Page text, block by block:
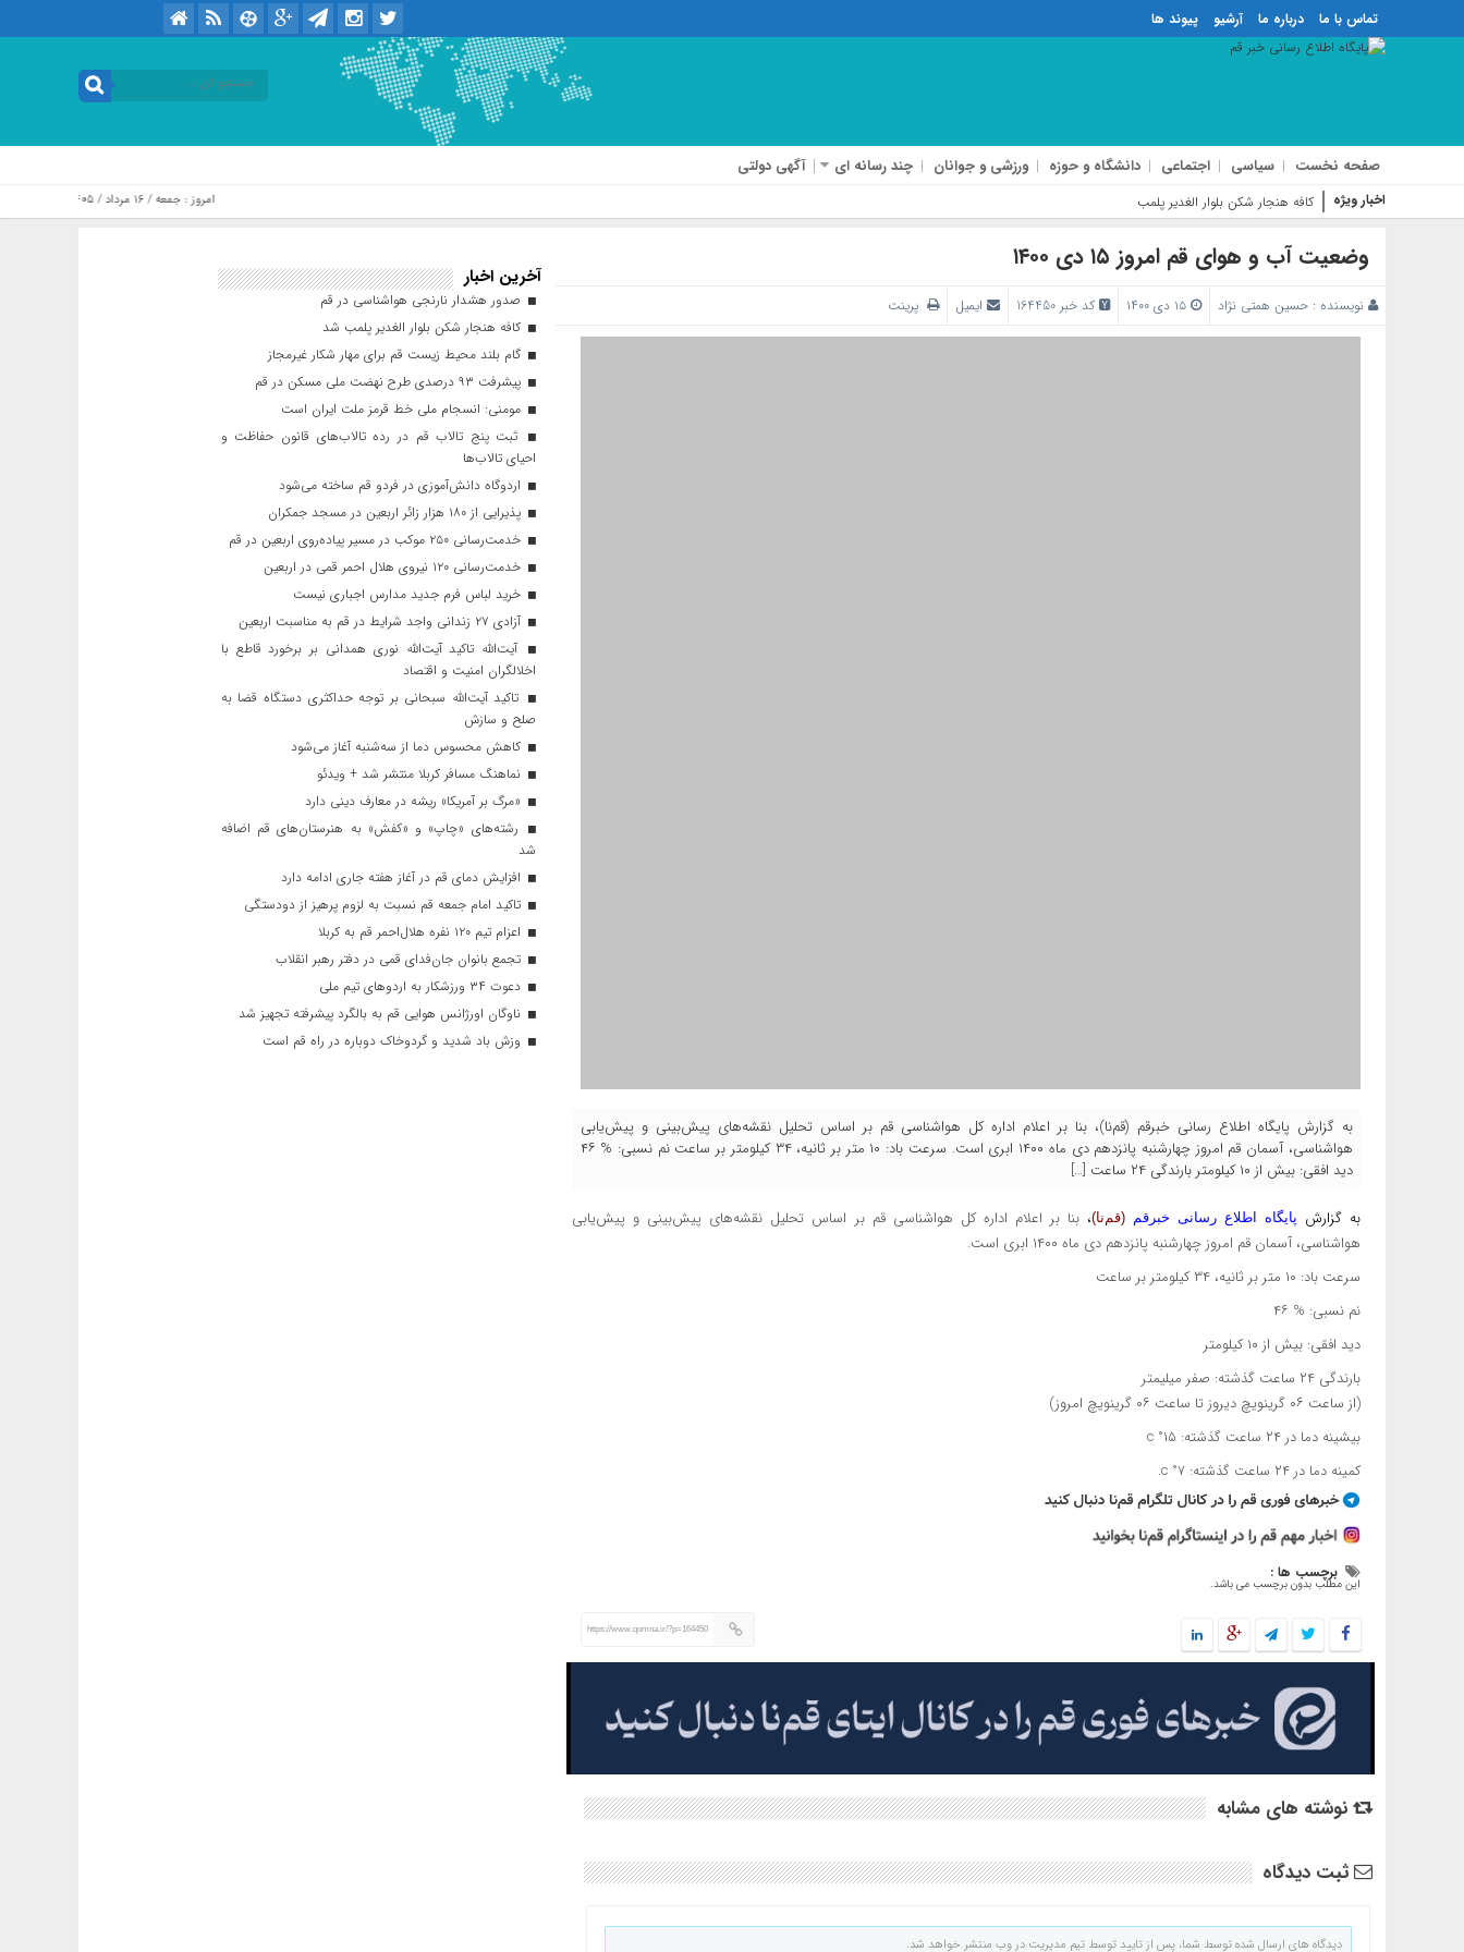
تماس با ما درباره ما آرشیو پیوند ها
صفحه نخست سیاسی اجتماعی دانشگاه و حوزه ورزشی و جوانان چند رسانه ای آگهی دولتی
اخبار ویژه کافه هنجار شکن بلوار الغدیر پلمب شد امروز : جمعه / ۱۶ مرداد / ۱۴۰۵ .::. برابر با : Friday, 7 August , 2026
وضعیت آب و هوای قم امروز ۱۵ دی ۱۴۰۰
نویسنده : حسین همتی نژاد کد خبر 164450 ایمیل پرینت
به گزارش پایگاه اطلاع رسانی خبرقم (قم‌نا)، بنا بر اعلام اداره کل هواشناسی قم بر اساس تحلیل نقشه‌های پیش‌بینی و پیش‌یابی
هواشناسی، آسمان قم امروز چهارشنبه پانزدهم دی ماه ۱۴۰۰ ابری است. سرعت باد: ۱۰ متر بر ثانیه، ۳۴ کیلومتر بر ساعت نم نسبی: % ۴۶
دید افقی: بیش از ۱۰ کیلومتر بارندگی ۲۴ ساعت […]
به گزارش پایگاه اطلاع رسانی خبرقم (قم‌نا) ، بنا بر اعلام اداره کل هواشناسی قم بر اساس تحلیل نقشه‌های پیش‌بینی و پیش‌یابی
هواشناسی، آسمان قم امروز چهارشنبه پانزدهم دی ماه ۱۴۰۰ ابری است.
سرعت باد: ۱۰ متر بر ثانیه، ۳۴ کیلومتر بر ساعت
نم نسبی: % ۴۶
دید افقی: بیش از ۱۰ کیلومتر
بارندگی ۲۴ ساعت گذشته: صفر میلیمتر
(از ساعت ۰۶ گرینویچ دیروز تا ساعت ۰۶ گرینویچ امروز)
بیشینه دما در ۲۴ ساعت گذشته: ۱۵° c
کمینه دما در ۲۴ ساعت گذشته: ۷° c.
برچسب ها :
این مطلب بدون برچسب می باشد.
https://www.qomna.ir/?p=164450
نوشته های مشابه
ثبت دیدگاه
دیدگاه های ارسال شده توسط شما، پس از تایید توسط تیم مدیریت در وب منتشر خواهد شد.
آخرین اخبار
صدور هشدار نارنجی هواشناسی در قم
کافه هنجار شکن بلوار الغدیر پلمب شد
گام بلند محیط زیست قم برای مهار شکار غیرمجاز
پیشرفت ۹۳ درصدی طرح نهضت ملی مسکن در قم
مومنی: انسجام ملی خط قرمز ملت ایران است
ثبت پنج تالاب قم در رده تالاب‌های قانون حفاظت و
احیای تالاب‌ها
اردوگاه دانش‌آموزی در فردو قم ساخته می‌شود
پذیرایی از ۱۸۰ هزار زائر اربعین در مسجد جمکران
خدمت‌رسانی ۲۵۰ موکب در مسیر پیاده‌روی اربعین در قم
خدمت‌رسانی ۱۲۰ نیروی هلال احمر قمی در اربعین
خرید لباس فرم جدید مدارس اجباری نیست
آزادی ۲۷ زندانی واجد شرایط در قم به مناسبت اربعین
آیت‌الله تاکید آیت‌الله نوری همدانی بر برخورد قاطع با
اخلالگران امنیت و اقتصاد
تاکید آیت‌الله‌ سبحانی بر توجه حداکثری دستگاه قضا به
صلح و سازش
کاهش محسوس دما از سه‌شنبه آغاز می‌شود
نماهنگ مسافر کربلا منتشر شد + ویدئو
«مرگ بر آمریکا» ریشه در معارف دینی دارد
رشته‌های «چاپ» و «کفش» به هنرستان‌های قم اضافه
شد
افزایش دمای قم در آغاز هفته جاری ادامه دارد
تاکید امام جمعه قم نسبت به لزوم پرهیز از دودستگی
اعزام تیم ۱۲۰ نفره هلال‌احمر قم به کربلا
تجمع بانوان جان‌فدای قمی در دفتر رهبر انقلاب
دعوت ۳۴ ورزشکار به اردوهای تیم ملی
ناوگان اورژانس هوایی قم به بالگرد پیشرفته تجهیز شد
وزش باد شدید و گردوخاک دوباره در راه قم است